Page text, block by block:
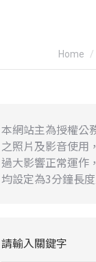
You
Home
本網站主為授權公
之照片及影音使用
過大影響正常運作
均設定為3分鐘長
請輸入關鍵字